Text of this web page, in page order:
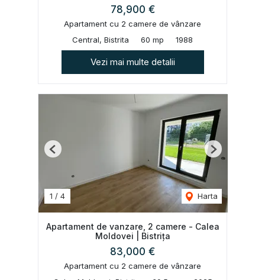
78,900 €
Apartament cu 2 camere de vânzare
Central, Bistrita
60 mp 1988
Vezi mai multe detalii
1 / 4 Harta
Previous Next
Apartament de vanzare, 2 camere - Calea
Moldovei | Bistrița
83,000 €
Apartament cu 2 camere de vânzare